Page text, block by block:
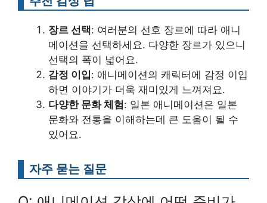
장르 선택: 여러분의 선호 장르에 따라 애니
메이션을 선택하세요. 다양한 장르가 있으니
선택의 폭이 넓어요.
감정 이입: 애니메이션의 캐릭터에 감정 이입
하면 이야기가 더욱 재미있게 느껴져요.
다양한 문화 체험: 일본 애니메이션은 일본
문화와 전통을 이해하는데 큰 도움이 될 수
있어요.
자주 묻는 질문